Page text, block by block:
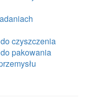
czyszczenia
pakowania